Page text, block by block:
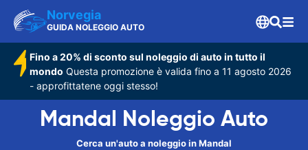
Norvegia
GUIDA NOLEGGIO AUTO
Fino a 20% di sconto sul noleggio di auto in tutto il
mondo Questa promozione è valida fino a 11 agosto 2026
- approfittatene oggi stesso!
Mandal Noleggio Auto
Cerca un'auto a noleggio in Mandal